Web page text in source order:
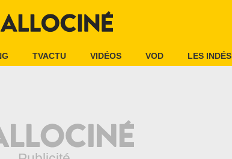
TVACTU VIDÉOS VOD LES INDÉS